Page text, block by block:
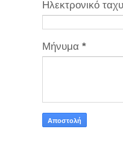
Ηλεκτρονικό
Μήνυμα *